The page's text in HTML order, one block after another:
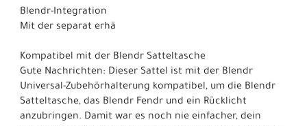
Blendr-Integration
Mit der separat erhä
Kompatibel mit der Blendr Satteltasche
Gute Nachrichten: Dieser Sattel ist mit der Blendr
Universal-Zubehörhalterung kompatibel, um die Blendr
Satteltasche, das Blendr Fendr und ein Rücklicht
anzubringen. Damit war es noch nie einfacher, dein